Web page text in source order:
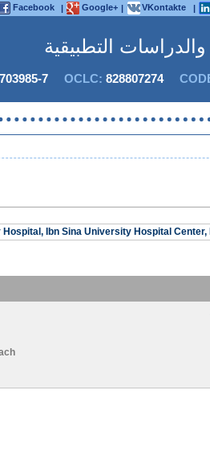
Facebook | Google+ | VKontakte |
والدراسات التطبيقية
7 OCLC: 828807274
Ibn Sina University Hospital Center,